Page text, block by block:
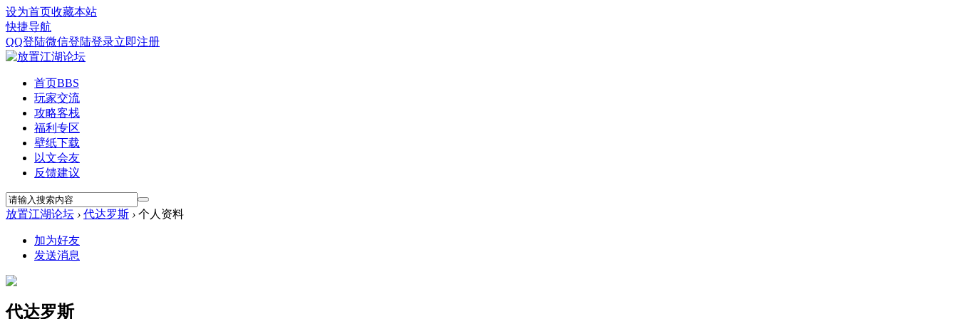
设为首页收藏本站
快捷导航
QQ登陆微信登陆登录立即注册
首页BBS
玩家交流
攻略客栈
福利专区
壁纸下载
以文会友
反馈建议
放置江湖论坛 › 代达罗斯 › 个人资料
加为好友
发送消息
代达罗斯